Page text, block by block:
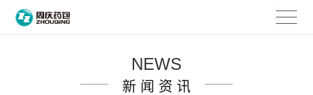
NEWS
新 闻 资 讯